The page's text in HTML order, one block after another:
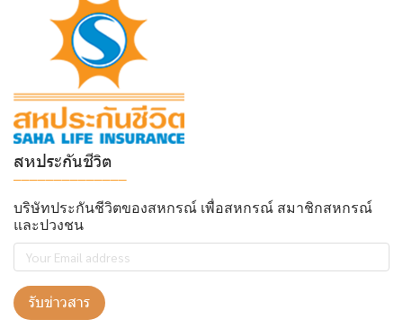
สหประกันชีวิต
บริษัทประกันชีวิตของสหกรณ์ เพื่อสหกรณ์ สมาชิกสหกรณ์
และปวงชน
รับข่าวสาร